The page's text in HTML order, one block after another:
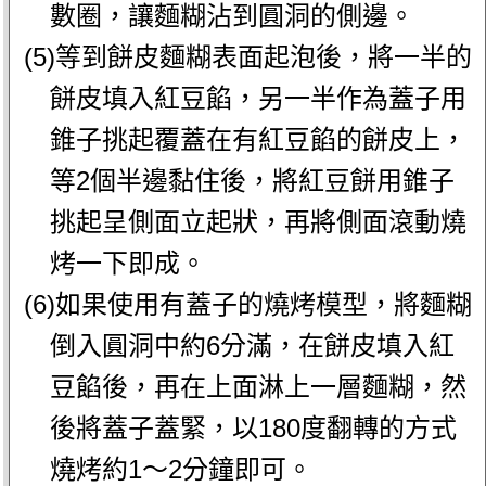
數圈，讓麵糊沾到圓洞的側邊。
(5)等到餅皮麵糊表面起泡後，將一半的
餅皮填入紅豆餡，另一半作為蓋子用
錐子挑起覆蓋在有紅豆餡的餅皮上，
等2個半邊黏住後，將紅豆餅用錐子
挑起呈側面立起狀，再將側面滾動燒
烤一下即成。
(6)如果使用有蓋子的燒烤模型，將麵糊
倒入圓洞中約6分滿，在餅皮填入紅
豆餡後，再在上面淋上一層麵糊，然
後將蓋子蓋緊，以180度翻轉的方式
燒烤約1〜2分鐘即可。